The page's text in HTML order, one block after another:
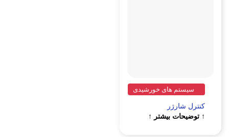
سیستم های خورشیدی
کنترل شارژر
↑ توضیحات بیشتر ↑